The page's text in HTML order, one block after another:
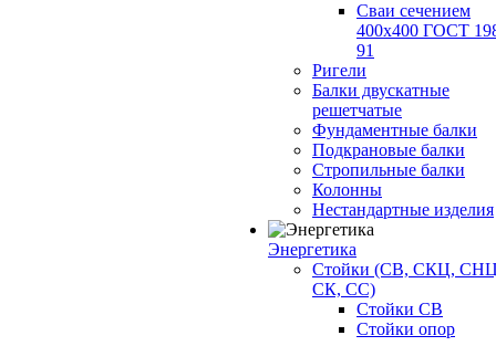
Сваи сечением
400х400 ГОСТ
91
Ригели
Балки двускатные
решетчатые
Фундаментные балки
Подкрановые балки
Стропильные балки
Колонны
Нестандартные изделия
Энергетика
Стойки (СВ, СКЦ,
СК, СС)
Стойки СВ
Стойки опор